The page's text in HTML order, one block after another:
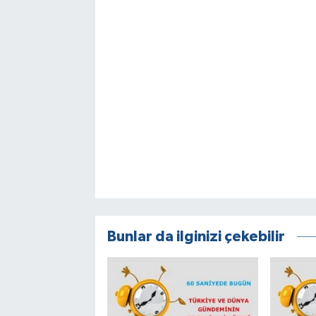
Bunlar da ilginizi çekebilir